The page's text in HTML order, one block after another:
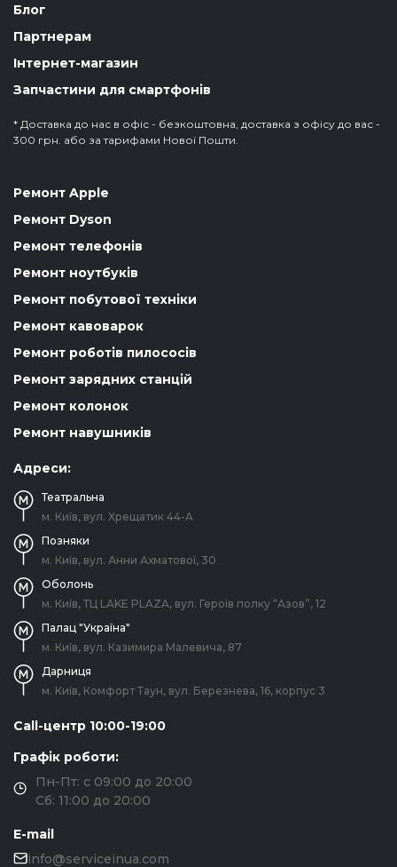
Блог
Партнерам
Інтернет-магазин
Запчастини для смартфонів
* Доставка до нас в офіс - безкоштовна, доставка з офісу до вас -
300 грн. або за тарифами Нової Пошти.
Ремонт Apple
Ремонт Dyson
Ремонт телефонів
Ремонт ноутбуків
Ремонт побутової техніки
Ремонт кавоварок
Ремонт роботів пилососів
Ремонт зарядних станцій
Ремонт колонок
Ремонт навушників
Адреси:
Театральна
м. Київ, вул. Хрещатик 44-A
Позняки
м. Київ, вул. Анни Ахматової, 30
Оболонь
м. Київ, ТЦ LAKE PLAZA, вул. Героїв полку “Азов”, 12
Палац "Україна"
м. Київ, вул. Казимира Малевича, 87
Дарниця
м. Київ, Комфорт Таун, вул. Березнева, 16, корпус 3
Call-центр 10:00-19:00
Графік роботи:
Пн-Пт: с 09:00 до 20:00
Сб: 11:00 до 20:00
E-mail
info@serviceinua.com